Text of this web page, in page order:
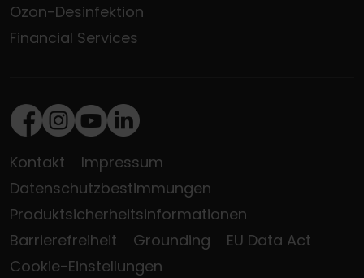
Ozon-Desinfektion
Financial Services
Facebook
Instagram
Youtube
LinkedIn
Kontakt
Impressum
Datenschutzbestimmungen
Produktsicherheitsinformationen
Barrierefreiheit
Grounding
EU Data Act
Cookie-Einstellungen